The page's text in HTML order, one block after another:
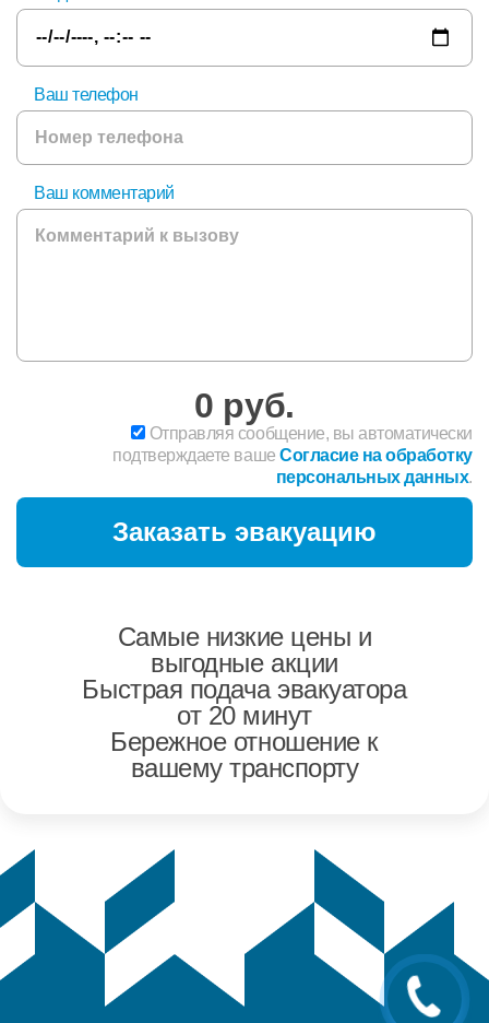
Ваш телефон
Ваш комментарий
0 руб.
Отправляя сообщение, вы автоматически
подтверждаете вашеСогласие на обработку
персональных данных.
Самые низкие цены и
выгодные акции
Быстрая подача эвакуатора
от 20 минут
Бережное отношение к
вашему транспорту